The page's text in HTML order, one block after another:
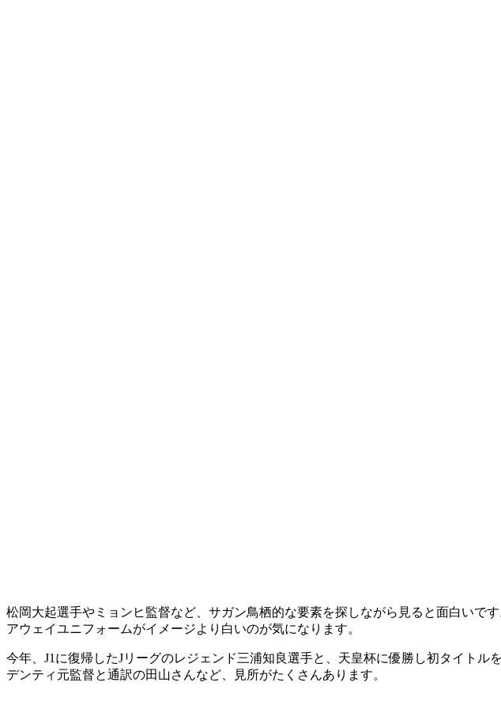
松岡大起選手やミョンヒ監督など、サガン鳥栖的な要素を探しながら見ると面白いです
アウェイユニフォームがイメージより白いのが気になります。
今年、J1に復帰したJリーグのレジェンド三浦知良選手と、天皇杯に優勝し初タイト
デンティ元監督と通訳の田山さんなど、見所がたくさんあります。